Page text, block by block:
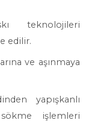
teknolojileri
edilir.
ve aşınmaya
yapışkanlı
işlemleri